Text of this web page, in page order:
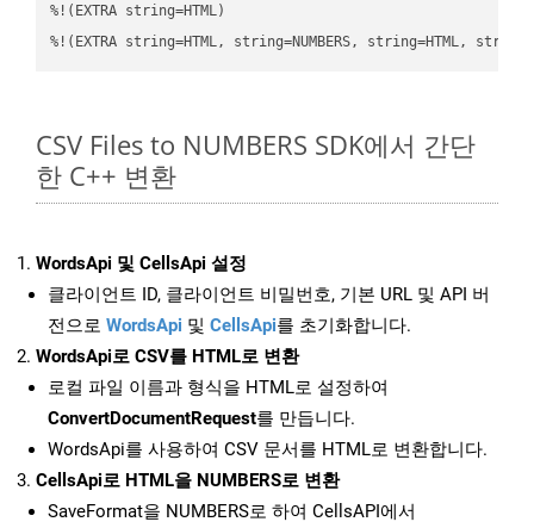
%!(EXTRA string=HTML)
%!(EXTRA string=HTML, string=NUMBERS, string=HTML,
CSV Files to NUMBERS SDK에서 간단
한 C++ 변환
WordsApi 및 CellsApi 설정
클라이언트 ID, 클라이언트 비밀번호, 기본 URL 및 API 버
전으로 WordsApi 및 CellsApi를 초기화합니다.
WordsApi로 CSV를 HTML로 변환
로컬 파일 이름과 형식을 HTML로 설정하여
ConvertDocumentRequest를 만듭니다.
WordsApi를 사용하여 CSV 문서를 HTML로 변환합니다.
CellsApi로 HTML을 NUMBERS로 변환
SaveFormat을 NUMBERS로 하여 CellsAPI에서